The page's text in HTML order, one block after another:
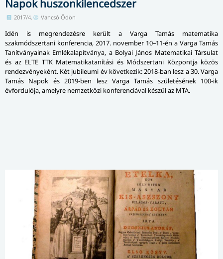
Napok huszonkilencedszer
2017/4. Vancsó Ödön
Idén is megrendezésre került a Varga Tamás matematika
szakmódszertani konferencia, 2017. november 10–11-én a Varga Tamás
Tanítványainak Emlékalapítványa, a Bolyai János Matematikai Társulat
és az ELTE TTK Matematikatanítási és Módszertani Központja közös
rendezvényeként. Két jubileumi év következik: 2018-ban lesz a 30. Varga
Tamás Napok és 2019-ben lesz Varga Tamás születésének 100-ik
évfordulója, amelyre nemzetközi konferenciával készül az MTA.